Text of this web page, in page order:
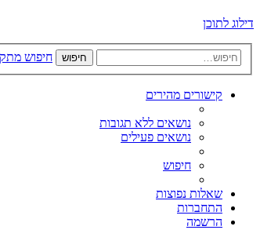
דילוג לתוכן
חיפוש חיפוש
קישורים מהירים
נושאים ללא תגובות
נושאים פעילים
חיפוש
שאלות נפוצות
התחברות
הרשמה